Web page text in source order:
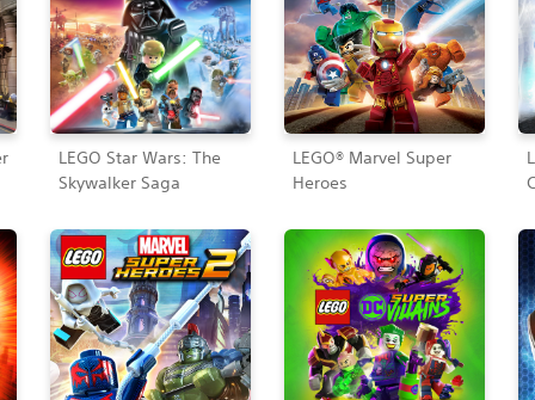
LEGO Star Wars: The
Skywalker Saga
LEGO® Marvel Super
Heroes